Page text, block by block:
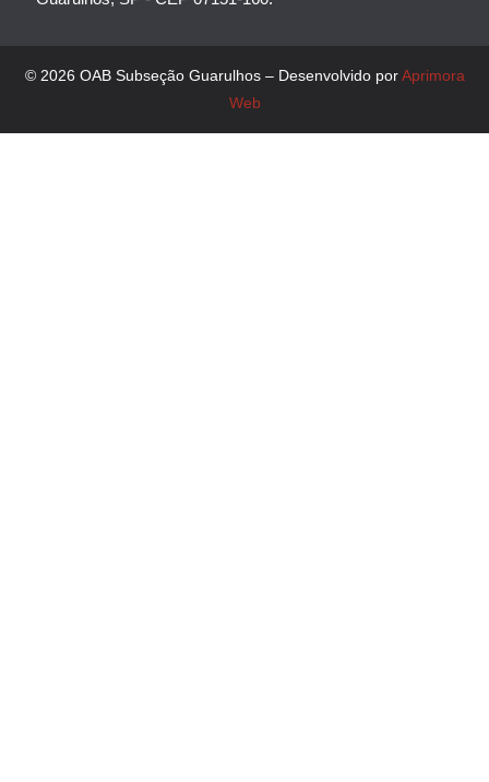
© 2026 OAB Subseção Guarulhos – Desenvolvido porAprimora
Web